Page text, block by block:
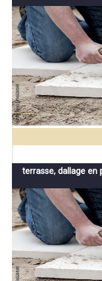
terrasse, dallage en